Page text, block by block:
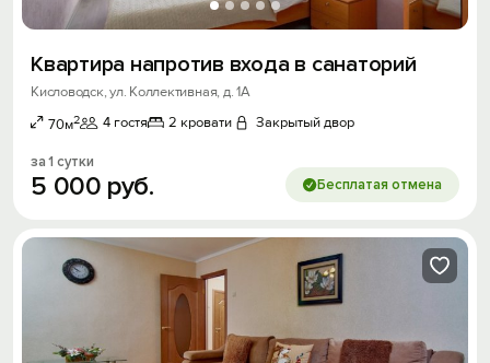
Квартира напротив входа в санаторий
Кисловодск, ул. Коллективная, д. 1А
70м2 4 гостя 2 кровати Закрытый двор
за 1 сутки
5 000 руб. Бесплатая отмена